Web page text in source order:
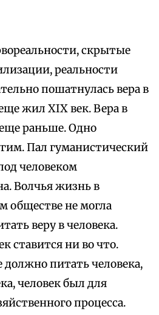
скрытые
реальности
пошатнулась вера в
жил XIX век. Вера в
раньше. Одно
Пал гуманистический
человеком
Волчья жизнь в
обществе не могла
веру в человека.
ставится ни во что.
должно питать человека,
человек был для
процесса.